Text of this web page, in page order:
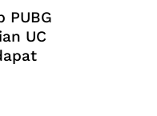
PUBG
UC